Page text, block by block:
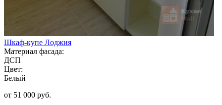
Шкаф-купе Лоджия
Материал фасада:
ДСП
Цвет:
Белый
от 51 000 руб.